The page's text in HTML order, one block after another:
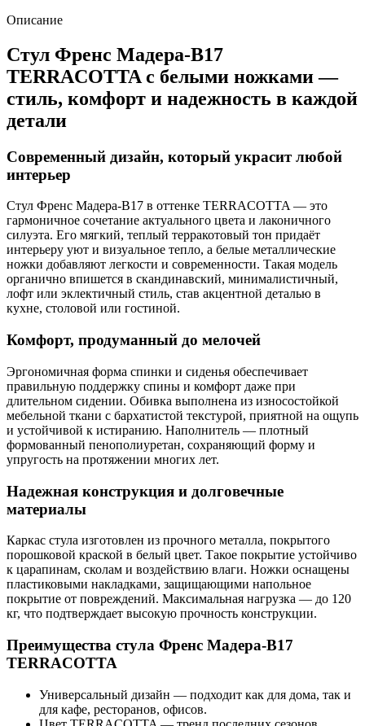
Описание
Стул Френс Мадера-B17
TERRACOTTA с белыми ножками —
стиль, комфорт и надежность в каждой
детали
Современный дизайн, который украсит любой
интерьер
Стул Френс Мадера-B17 в оттенке TERRACOTTA — это
гармоничное сочетание актуального цвета и лаконичного
силуэта. Его мягкий, теплый терракотовый тон придаёт
интерьеру уют и визуальное тепло, а белые металлические
ножки добавляют легкости и современности. Такая модель
органично впишется в скандинавский, минималистичный,
лофт или эклектичный стиль, став акцентной деталью в
кухне, столовой или гостиной.
Комфорт, продуманный до мелочей
Эргономичная форма спинки и сиденья обеспечивает
правильную поддержку спины и комфорт даже при
длительном сидении. Обивка выполнена из износостойкой
мебельной ткани с бархатистой текстурой, приятной на ощупь
и устойчивой к истиранию. Наполнитель — плотный
формованный пенополиуретан, сохраняющий форму и
упругость на протяжении многих лет.
Надежная конструкция и долговечные
материалы
Каркас стула изготовлен из прочного металла, покрытого
порошковой краской в белый цвет. Такое покрытие устойчиво
к царапинам, сколам и воздействию влаги. Ножки оснащены
пластиковыми накладками, защищающими напольное
покрытие от повреждений. Максимальная нагрузка — до 120
кг, что подтверждает высокую прочность конструкции.
Преимущества стула Френс Мадера-B17
TERRACOTTA
Универсальный дизайн — подходит как для дома, так и
для кафе, ресторанов, офисов.